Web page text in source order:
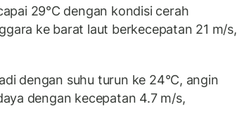
29°C dengan kondisi cerah
ke barat laut berkecepatan 21 m/s,
dengan suhu turun ke 24°C, angin
dengan kecepatan 4.7 m/s,